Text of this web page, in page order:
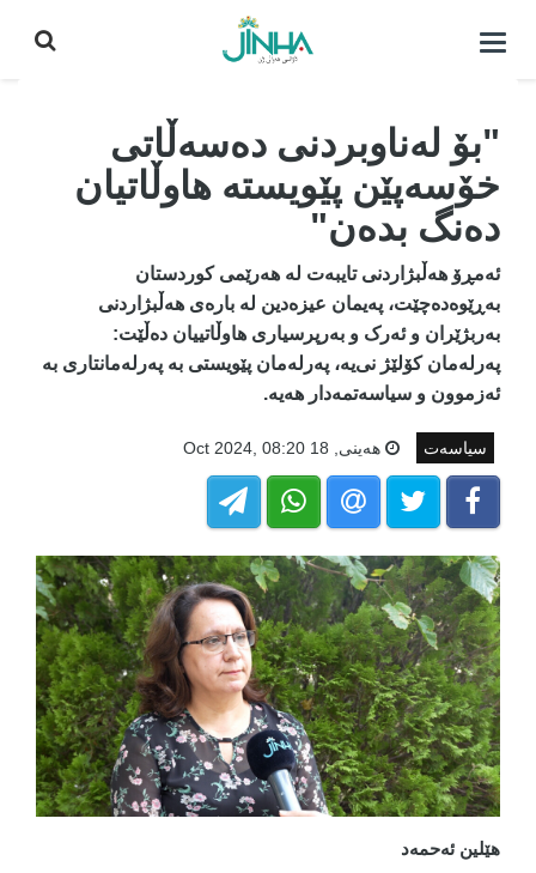
كردنه‌وه‌ی
"بۆ لەناوبردنی دەسەڵاتی
خۆسەپێن پێویستە هاوڵاتیان
دەنگ بدەن"
ئەمڕۆ هەڵبژاردنی تایبەت لە هەرێمی کوردستان
بەڕێوەدەچێت، پەیمان عیزەدین لە بارەی هەڵبژاردنی
بەربژێران و ئەرک و بەرپرسیاری هاوڵاتییان دەڵێت:
پەرلەمان کۆلێژ نی‌یە، پەرلەمان پێویستی بە پەرلەمانتاری بە
ئەزموون و سیاسەتمەدار هەیە.
سیاسەت هه‌ینی, 18 Oct 2024, 08:20
هێلین ئەحمەد